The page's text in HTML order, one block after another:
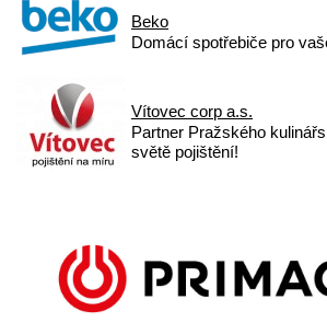
Beko
Domácí spotřebiče pro
Vítovec corp a.s.
Partner Pražského
světě pojištění!